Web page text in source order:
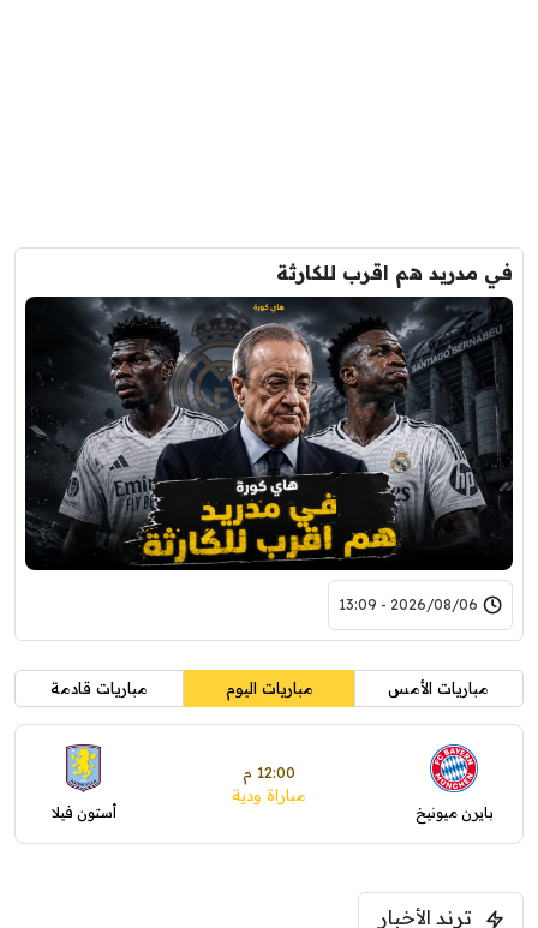
في مدريد هم اقرب للكارثة
2026/08/06 - 13:09
مباريات الأمس مباريات اليوم مباريات قادمة
بايرن ميونيخ
12:00 م
مباراة ودية
أستون فيلا
ترند الأخبار